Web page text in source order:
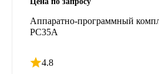
Аппаратно-программный
РС35А
4.8
Рейтинг 4.8 из 5